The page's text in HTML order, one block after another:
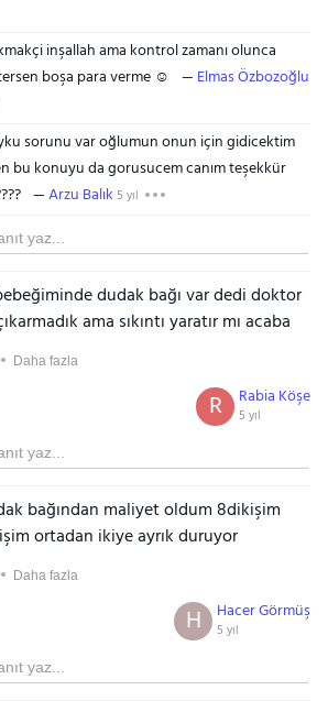
inşallah ama kontrol zamanı olunca
boşa para verme ☺️
Elmas Özbozoğlu
sorunu var oğlumun onun için gidicektim
bu konuyu da gorusucem canım teşekkür
Arzu Balık 5 yıl
dudak bağı var dedi doktor
ama sıkıntı yaratır mı acaba
Daha fazla
Rabia Köşe
5 yıl
R
bağından maliyet oldum 8dikişim
ortadan ikiye ayrık duruyor
Daha fazla
Hacer Görmüş
5 yıl
H